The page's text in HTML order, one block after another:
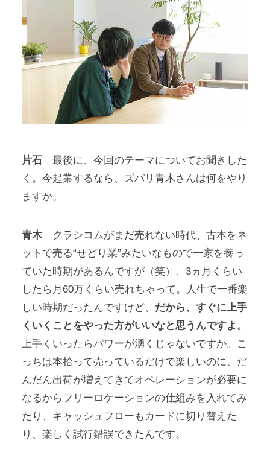
片石最後に、今回のテーマについてお聞きした
く。今起業するなら、ズバリ青木さんは何をやり
ますか。
青木クラシコムがまだ売れない時代、古本をネ
ットで売る“せどり業”みたいなもので一家を養っ
ていた時期があるんですが（笑）、3ヵ月くらい
したら月60万くらい売れちゃって。人生で一番楽
しい時期だったんですけど、 だから、すぐに上手
くいくことをやった方がいいなと思うんですよ。
上手くいったらパワーが湧くじゃないですか。こ
っちは本拾って売っているだけで楽しいのに、だ
んだん出荷が増えてきてオペレーションが必要に
なるからフリーロケーションの仕組みを入れてみ
たり、キャッシュフローもカードに切り替えた
り、楽しく試行錯誤できたんです。